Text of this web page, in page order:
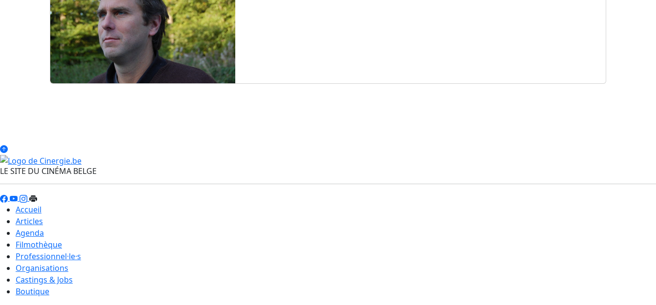
LE SITE DU CINÉMA BELGE
Accueil
Articles
Agenda
Filmothèque
Professionnel·le·s
Organisations
Castings & Jobs
Boutique